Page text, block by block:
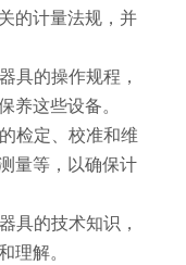
的计量法规，并
具的操作规程，
养这些设备。
检定、校准和维
量等，以确保计
具的技术知识，
理解。